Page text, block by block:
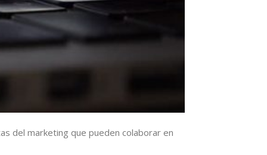
del marketing que pueden colaborar en